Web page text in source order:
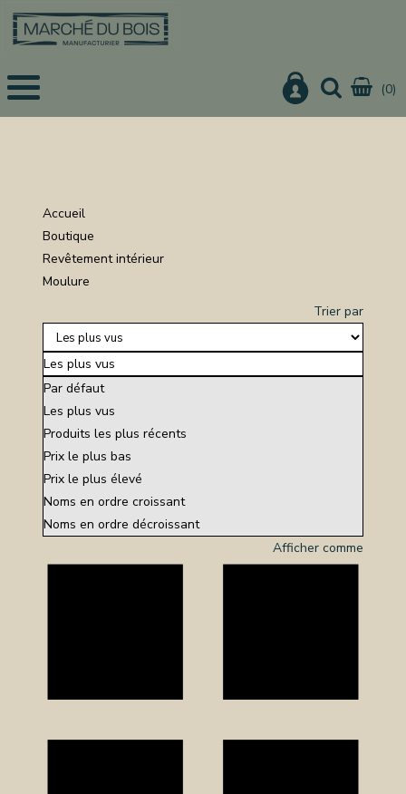
(0)
Accueil
Boutique
Revêtement intérieur
Moulure
Trier par
Les plus vus
Par défaut
Les plus vus
Produits les plus récents
Prix le plus bas
Prix le plus élevé
Noms en ordre croissant
Noms en ordre décroissant
Afficher comme